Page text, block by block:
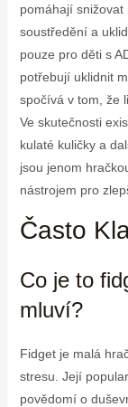
pomáhají snižovat
soustředění a
pouze pro děti s
potřebují uklidnit
spočívá v tom, že
Ve skutečnosti
kulaté kuličky a
jsou jenom
nástrojem pro
Často
Co je to
mluví?
Fidget je malá
stresu. Její
povědomí o